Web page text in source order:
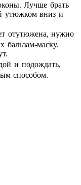
Лучше брать
утюжком вниз и
отутюжена, нужно
бальзам-маску.
и подождать,
способом.